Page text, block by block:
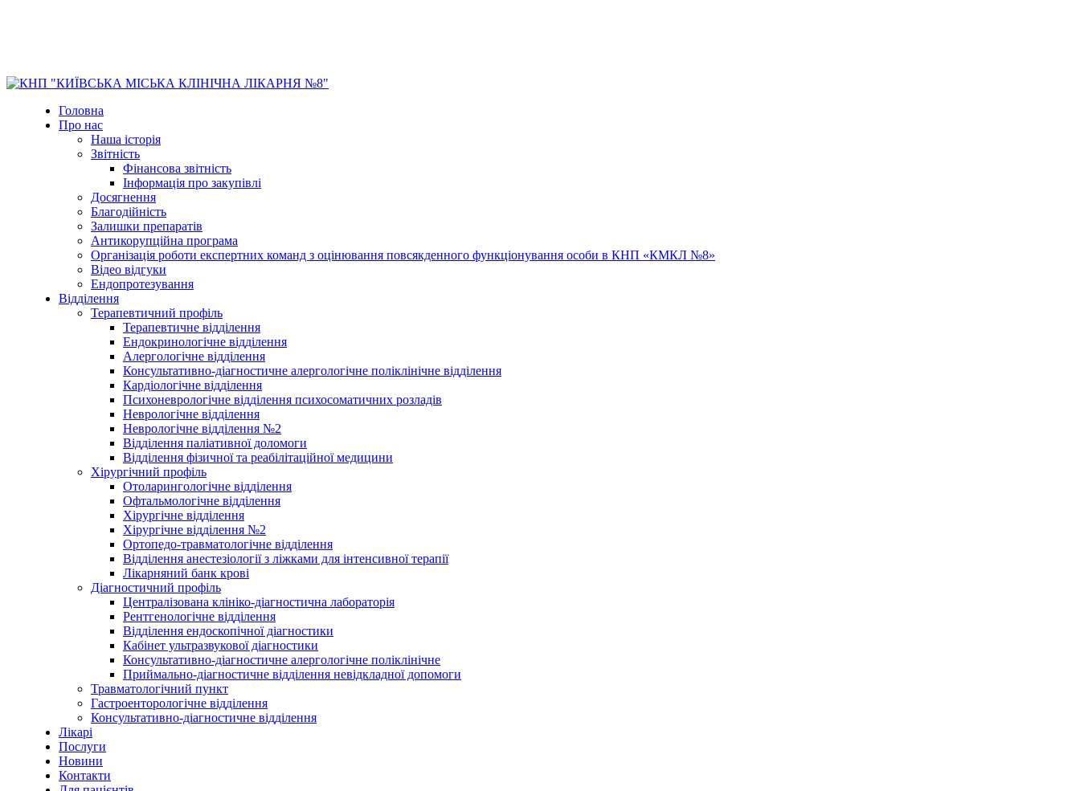
Головна
Про нас
Наша історія
Звітність
Фінансова звітність
Інформація про закупівлі
Досягнення
Благодійність
Залишки препаратів
Антикорупційна програма
Організація роботи експертних команд з оцінювання повсякденного функціонування особи в КНП «КМКЛ №8»
Відео відгуки
Ендопротезування
Відділення
Терапевтичний профіль
Терапевтичне відділення
Ендокринологічне відділення
Алергологічне відділення
Консультативно-діагностичне алергологічне поліклінічне відділення
Кардіологічне відділення
Психоневрологічне відділення психосоматичних розладів
Неврологічне відділення
Неврологічне відділення №2
Відділення паліативної доломоги
Відділення фізичної та реабілітаційної медицини
Хірургічний профіль
Отоларингологічне відділення
Офтальмологічне відділення
Хірургічне відділення
Хірургічне відділення №2
Ортопедо-травматологічне відділення
Відділення анестезіології з ліжками для інтенсивної терапії
Лікарняний банк крові
Діагностичний профіль
Централізована клініко-діагностична лабораторія
Рентгенологічне відділення
Відділення ендоскопічної діагностики
Кабінет ультразвукової діагностики
Консультативно-діагностичне алергологічне поліклінічне
Приймально-діагностичне відділення невідкладної допомоги
Травматологічний пункт
Гастроенторологічне відділення
Консультативно-діагностичне відділення
Лікарі
Послуги
Новини
Контакти